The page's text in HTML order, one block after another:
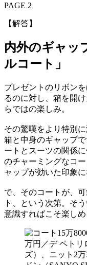
PAGE 2
【解答】
内外のギャッ
ルコート」
プレゼントのリボン
るのに対し、箱を開
らではの楽しみ。
その驚嘆をより特別
箱と中身のギャップ
ートとスーツの関係
のチャーミングなコ
ャップが効いた印象に
で、そのコートが、
ト、という次第。そ
意識すればこそ楽しめ